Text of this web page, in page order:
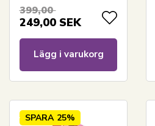
399,00
249,00 SEK
Lägg i varukorg
SPARA 25%